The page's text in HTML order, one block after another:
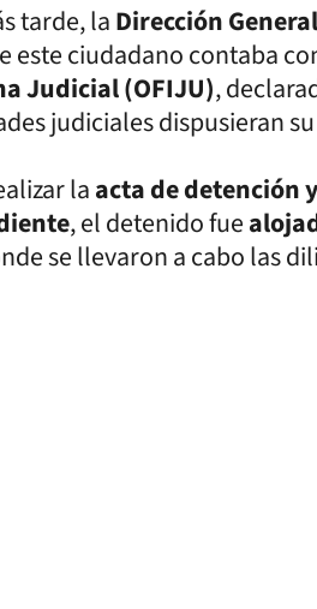
tarde, laDirección
este ciudadano contaba
Judicial (OFIJU),
judiciales dispusieran su
laacta de detención
, el detenido fue
se llevaron a cabo las